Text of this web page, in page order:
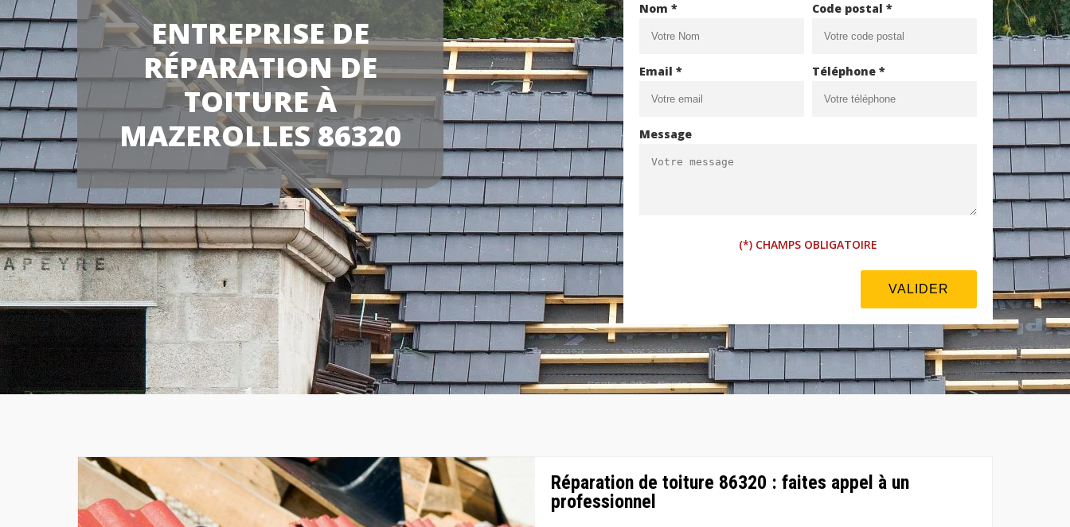
ENTREPRISE DE
RÉPARATION DE
TOITURE À
MAZEROLLES 86320
Nom * Code postal *
Email * Téléphone *
Message
(*) CHAMPS OBLIGATOIRE
Réparation de toiture 86320 : faites appel à un
professionnel